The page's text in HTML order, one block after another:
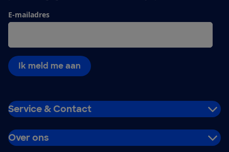
E-mailadres
Ik meld me aan
Service & Contact
Over ons